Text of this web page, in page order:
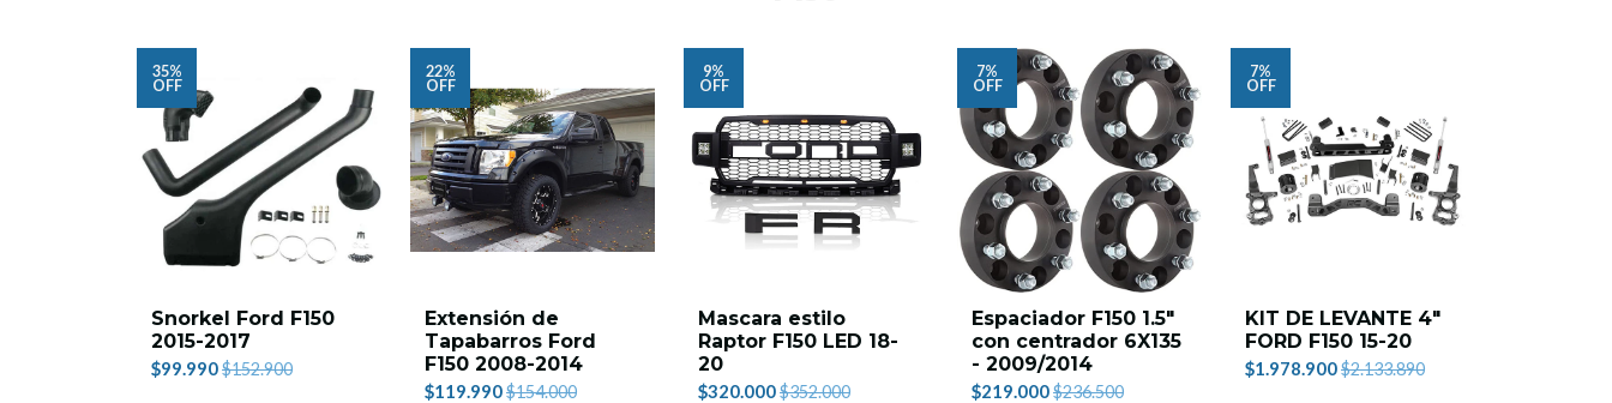
35%
OFF
Snorkel Ford F150
2015-2017
$99.990$152.900
22%
OFF
Extensión de
Tapabarros Ford
F150 2008-2014
$119.990$154.000
9%
OFF
Mascara estilo
Raptor F150 LED 18-
20
$320.000$352.000
7%
OFF
Espaciador F150 1.5"
con centrador 6X135
- 2009/2014
$219.000$236.500
7%
OFF
KIT DE LEVANTE 4"
FORD F150 15-20
$1.978.900$2.133.890